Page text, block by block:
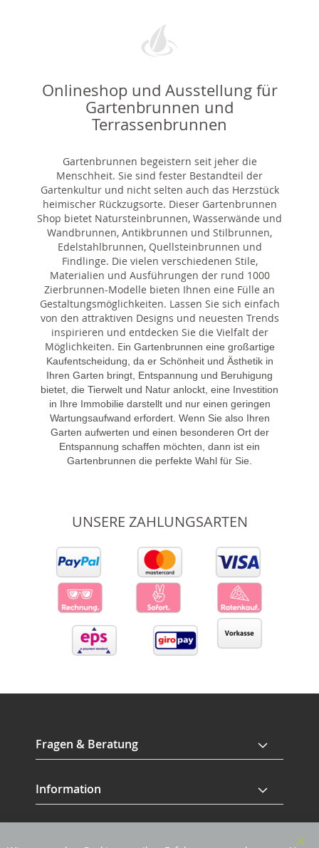
Onlineshop und Ausstellung für
Gartenbrunnen und
Terrassenbrunnen
Gartenbrunnen begeistern seit jeher die
Menschheit. Sie sind fester Bestandteil der
Gartenkultur und nicht selten auch das Herzstück
heimischer Rückzugsorte. Dieser Gartenbrunnen
Shop bietet Natursteinbrunnen, Wasserwände und
Wandbrunnen, Antikbrunnen und Stilbrunnen,
Edelstahlbrunnen, Quellsteinbrunnen und
Findlinge. Die vielen verschiedenen Stile,
Materialien und Ausführungen der rund 1000
Zierbrunnen-Modelle bieten Ihnen eine Fülle an
Gestaltungsmöglichkeiten. Lassen Sie sich einfach
von den attraktiven Designs und neuesten Trends
inspirieren und entdecken Sie die Vielfalt der
Möglichkeiten. Ein Gartenbrunnen eine großartige
Kaufentscheidung, da er Schönheit und Ästhetik in
Ihren Garten bringt, Entspannung und Beruhigung
bietet, die Tierwelt und Natur anlockt, eine Investition
in Ihre Immobilie darstellt und nur einen geringen
Wartungsaufwand erfordert. Wenn Sie also Ihren
Garten aufwerten und einen besonderen Ort der
Entspannung schaffen möchten, dann ist ein
Gartenbrunnen die perfekte Wahl für Sie.
UNSERE ZAHLUNGSARTEN
Fragen & Beratung
Information